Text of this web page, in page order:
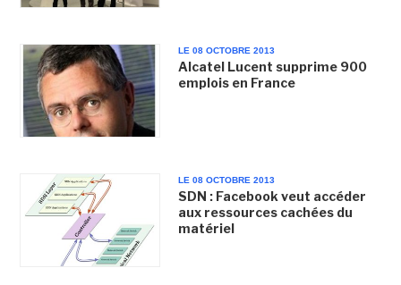
LE 08 OCTOBRE 2013
Alcatel Lucent supprime 900
emplois en France
LE 08 OCTOBRE 2013
SDN : Facebook veut accéder
aux ressources cachées du
matériel